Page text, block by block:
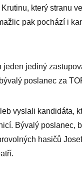
který stranu
pak pochází i
jediný
poslanec za
vyslali kandidáta,
Bývalý poslanec,
hasičů